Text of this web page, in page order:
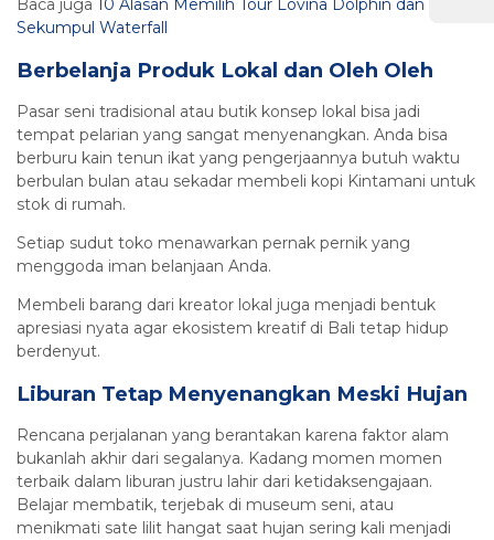
Baca juga
10 Alasan Memilih Tour Lovina Dolphin dan
Sekumpul Waterfall
Berbelanja Produk Lokal dan Oleh Oleh
Pasar seni tradisional atau butik konsep lokal bisa jadi
tempat pelarian yang sangat menyenangkan. Anda bisa
berburu kain tenun ikat yang pengerjaannya butuh waktu
berbulan bulan atau sekadar membeli kopi Kintamani untuk
stok di rumah.
Setiap sudut toko menawarkan pernak pernik yang
menggoda iman belanjaan Anda.
Membeli barang dari kreator lokal juga menjadi bentuk
apresiasi nyata agar ekosistem kreatif di Bali tetap hidup
berdenyut.
Liburan Tetap Menyenangkan Meski Hujan
Rencana perjalanan yang berantakan karena faktor alam
bukanlah akhir dari segalanya. Kadang momen momen
terbaik dalam liburan justru lahir dari ketidaksengajaan.
Belajar membatik, terjebak di museum seni, atau
menikmati sate lilit hangat saat hujan sering kali menjadi